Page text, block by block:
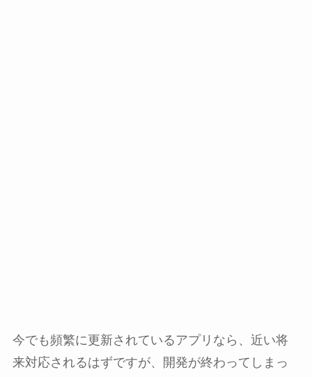
今でも頻繁に更新されているアプリなら、近い将
来対応されるはずですが、開発が終わってしまっ